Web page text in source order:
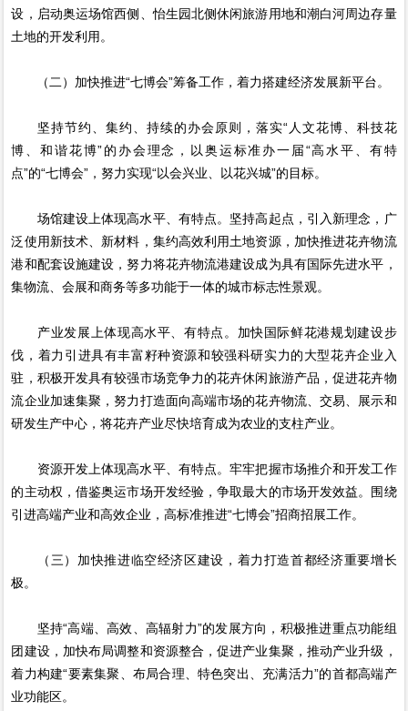
设，启动奥运场馆西侧、怡生园北侧休闲旅游用地和潮白河周边存量
土地的开发利用。
（二）加快推进“七博会”筹备工作，着力搭建经济发展新平台。
坚持节约、集约、持续的办会原则，落实“人文花博、科技花
博、和谐花博”的办会理念，以奥运标准办一届“高水平、有特
点”的“七博会”，努力实现“以会兴业、以花兴城”的目标。
场馆建设上体现高水平、有特点。坚持高起点，引入新理念，广
泛使用新技术、新材料，集约高效利用土地资源，加快推进花卉物流
港和配套设施建设，努力将花卉物流港建设成为具有国际先进水平，
集物流、会展和商务等多功能于一体的城市标志性景观。
产业发展上体现高水平、有特点。加快国际鲜花港规划建设步
伐，着力引进具有丰富籽种资源和较强科研实力的大型花卉企业入
驻，积极开发具有较强市场竞争力的花卉休闲旅游产品，促进花卉物
流企业加速集聚，努力打造面向高端市场的花卉物流、交易、展示和
研发生产中心，将花卉产业尽快培育成为农业的支柱产业。
资源开发上体现高水平、有特点。牢牢把握市场推介和开发工作
的主动权，借鉴奥运市场开发经验，争取最大的市场开发效益。围绕
引进高端产业和高效企业，高标准推进“七博会”招商招展工作。
（三）加快推进临空经济区建设，着力打造首都经济重要增长
极。
坚持“高端、高效、高辐射力”的发展方向，积极推进重点功能组
团建设，加快布局调整和资源整合，促进产业集聚，推动产业升级，
着力构建“要素集聚、布局合理、特色突出、充满活力”的首都高端产
业功能区。